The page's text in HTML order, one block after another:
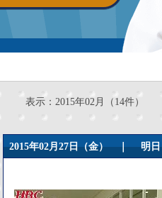
表示：2015年02月（14件）
2015年02月27日（金） ｜明